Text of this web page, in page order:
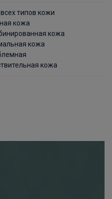
типов кожи
кожа
кожа
кожа
кожа